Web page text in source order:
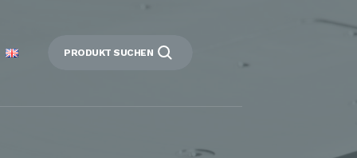
PRODUKT SUCHEN